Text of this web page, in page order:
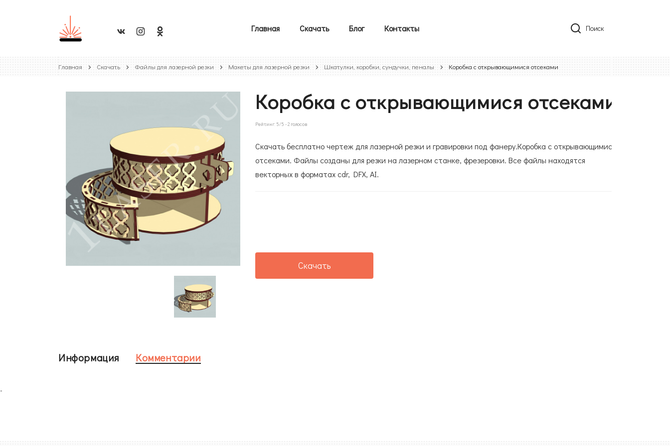
Главная Скачать Блог Контакты Поиск
Главная Скачать Файлы для лазерной резки Макеты для лазерной резки Шкатулки, коробки, сундучки, пеналы Коробка с открывающимися отсеками
Коробка с открывающимися отсеками
Рейтинг: 5/5 -2 голосов
Скачать бесплатно чертеж для лазерной резки и гравировки под фанеру.Коробка с открывающимися
отсеками. Файлы созданы для резки на лазерном станке, фрезеровки. Все файлы находятся
векторных в форматах cdr, DFX, AI.
Скачать
Информация Комментарии
-